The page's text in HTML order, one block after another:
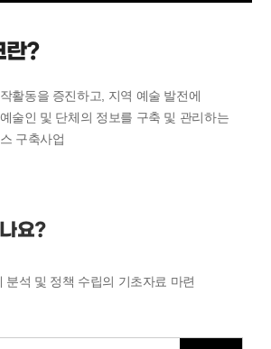
란?
활동을 증진하고, 지역 예술 발전에
술인 및 단체의 정보를 구축 및 관리하는
구축사업
요?
분석 및 정책 수립의 기초자료 마련